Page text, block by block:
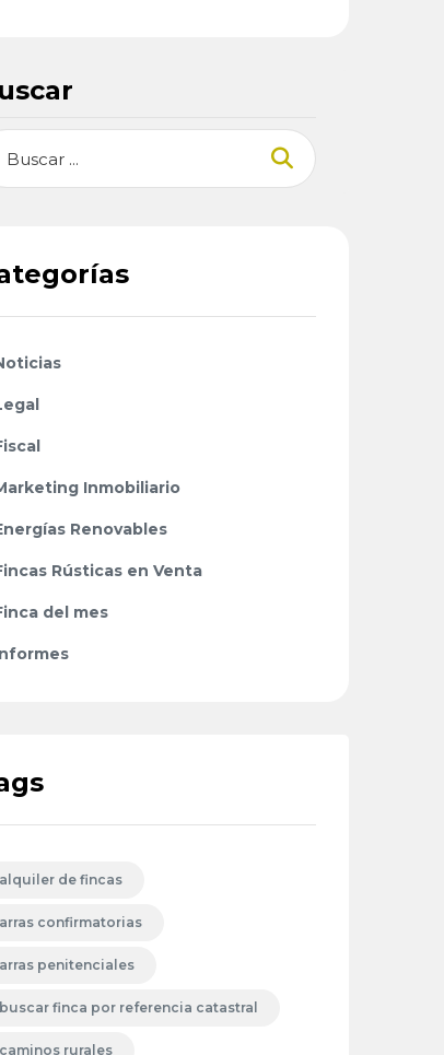
Inmobiliario
Renovables
Rústicas en Venta
del mes
alquiler de fincas
arras confirmatorias
arras penitenciales
buscar finca por referencia catastral
caminos rurales